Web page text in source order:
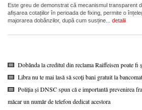
Este greu de demonstrat că mecanismul transparent
afișarea cotațiilor în perioada de fixing, permite o
majorarea dobânzilor, după cum susține... detalii
Dobânda la creditul din reclama Raiffeisen poate fi
Libra nu te mai lasă să scoți bani gratuit la
Poliția și DNSC spun că e importantă prevenirea
măcar un număr de telefon dedicat acestora